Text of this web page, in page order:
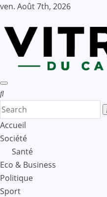
Skip
content
ven. Août 7th, 2026
Accueil
Société
Santé
Eco & Business
Politique
Sport